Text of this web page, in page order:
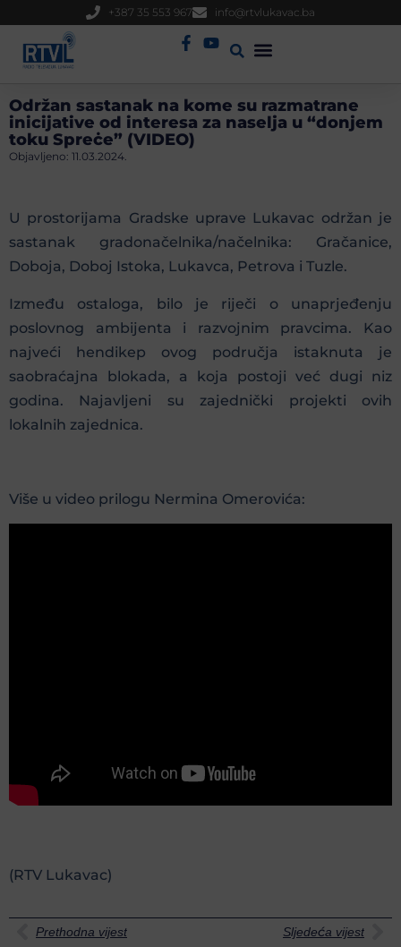
+387 35 553 967 info@rtvlukavac.ba
Održan sastanak na kome su razmatrane
inicijative od interesa za naselja u “donjem
toku Spreċe” (VIDEO)
Objavljeno: 11.03.2024.
U prostorijama Gradske uprave Lukavac održan je
sastanak gradonačelnika/načelnika: Gračanice,
Doboja, Doboj Istoka, Lukavca, Petrova i Tuzle.
Između ostaloga, bilo je riječi o unaprjeđenju
poslovnog ambijenta i razvojnim pravcima. Kao
najveći hendikep ovog područja istaknuta je
saobraćajna blokada, a koja postoji već dugi niz
godina. Najavljeni su zajednički projekti ovih
lokalnih zajednica.
Više u video prilogu Nermina Omerovića:
(RTV Lukavac)
Prethodna vijest Sljedeća vijest